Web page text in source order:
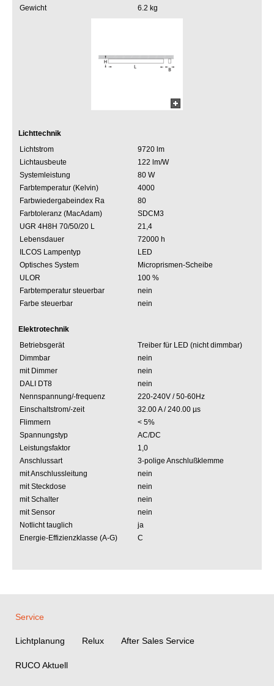
Gewicht
6.2 kg
Lichttechnik
Lichtstrom
9720 lm
Lichtausbeute
122 lm/W
Systemleistung
80 W
Farbtemperatur (Kelvin)
4000
Farbwiedergabeindex Ra
80
Farbtoleranz (MacAdam)
SDCM3
UGR 4H8H 70/50/20 L
21,4
Lebensdauer
72000 h
ILCOS Lampentyp
LED
Optisches System
Microprismen-Scheibe
ULOR
100 %
Farbtemperatur steuerbar
nein
Farbe steuerbar
nein
Elektrotechnik
Betriebsgerät
Treiber für LED (nicht dimmbar)
Dimmbar
nein
mit Dimmer
nein
DALI DT8
nein
Nennspannung/-frequenz
220-240V / 50-60Hz
Einschaltstrom/-zeit
32.00 A / 240.00 µs
Flimmern
< 5%
Spannungstyp
AC/DC
Leistungsfaktor
1,0
Anschlussart
3-polige Anschlußklemme
mit Anschlussleitung
nein
mit Steckdose
nein
mit Schalter
nein
mit Sensor
nein
Notlicht tauglich
ja
Energie-Effizienzklasse (A-G)
C
Service
Lichtplanung Relux After Sales Service
RUCO Aktuell